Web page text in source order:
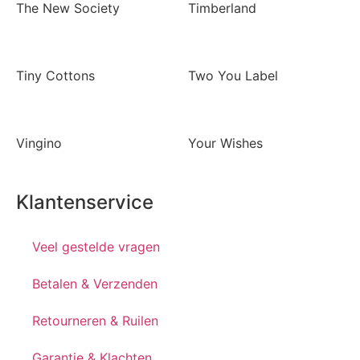
The New Society Timberland
Tiny Cottons Two You Label
Vingino Your Wishes
Klantenservice
Veel gestelde vragen
Betalen & Verzenden
Retourneren & Ruilen